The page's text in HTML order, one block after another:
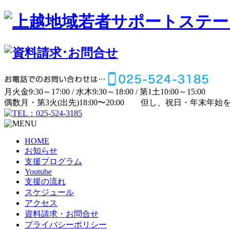
月 火金9:30～17:00 / 水木9:30～18:00 /第1土10:00～15:00
偶数月・第3火(出先)18:00〜20:00 但し、祝日・年末年始
HOME
お知らせ
支援プログラム
Youtube
支援の流れ
スケジュール
アクセス
資料請求・お問合せ
プライバシーポリシー